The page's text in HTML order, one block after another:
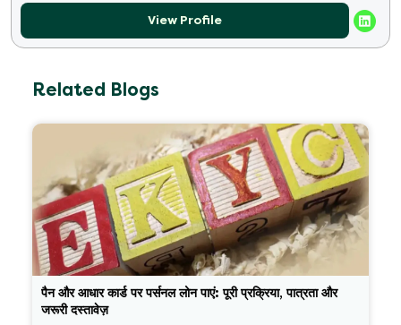
View Profile
Related Blogs
पैन और आधार कार्ड पर पर्सनल लोन पाएं: पूरी प्रक्रिया, पात्रता और
जरूरी दस्तावेज़